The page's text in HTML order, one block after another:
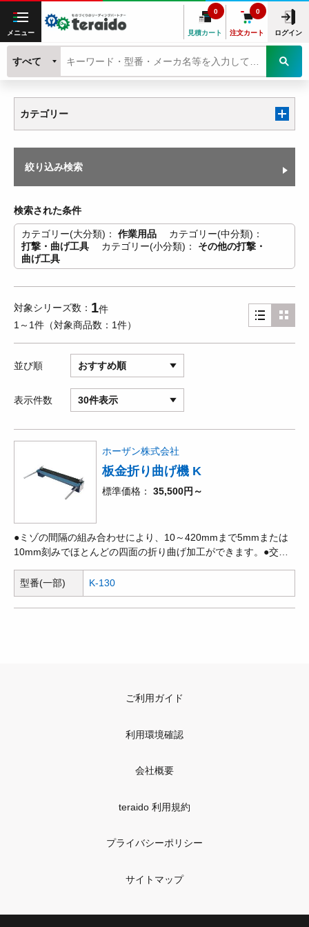
メニュー 見積カート
0
注文カート
0
ログイン
すべて
カテゴリー
絞り込み検索
検索された条件
カテゴリー(大分類) 作業用品
カテゴリー(中分類)
打撃・曲げ工具
カテゴリー(小分類)
その他の打撃・
曲げ工具
対象シリーズ数 1件
1～1件
対象商品数 1件
並び順 おすすめ順
表示件数 30件表示
ホーザン株式会社
板金折り曲げ機 K
標準価格 35,500円～
●ミゾの間隔の組み合わせにより、10～420mmまで5mmまたは
10mm刻みでほとんどの四面の折り曲げ加工ができます。●交換
型番(一部)
K-130
ご利用ガイド
利用環境確認
会社概要
teraido 利用規約
プライバシーポリシー
サイトマップ